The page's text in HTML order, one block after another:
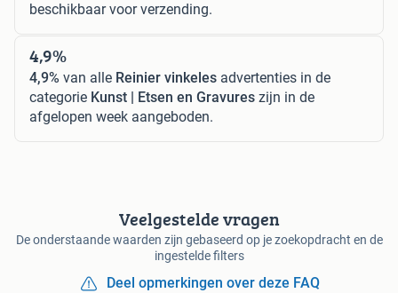
beschikbaar voor verzending.
4,9%
4,9% van alle Reinier vinkeles advertenties in de
categorie Kunst | Etsen en Gravures zijn in de
afgelopen week aangeboden.
Veelgestelde vragen
De onderstaande waarden zijn gebaseerd op je zoekopdracht en de
ingestelde filters
Deel opmerkingen over deze FAQ